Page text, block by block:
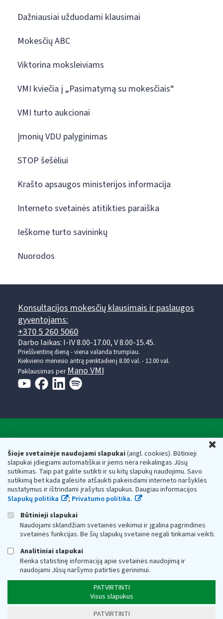
Šioje svetainėje naudojami slapukai(angl. cookies). Būtinieji
slapukai įdiegiami automatiškai ir jiems nėra reikalingas Jūsų
sutikimas. Taip pat galite sutikti ir su kitų slapukų naudojimu. Savo
sutikimą bet kada galėsite atšaukti pakeisdami interneto naršyklės
nustatymus ir ištrindami įrašytus slapukus. Daugiau informacijos
Slapukų politika
; Privatumo politika.
Būtinieji slapukai
Naudojami sklandžiam svetainės veikimui ir įgalina pagrindines
svetainės funkcijas. Be šių slapukų svetainė negali tinkamai veikti.
Analitiniai slapukai
Renka statistinę informaciją apie svetainės naudojimą ir
naudojami Jūsų naršymo patirties gerinimui.
PATVIRTINTI
Visus slapukus
PATVIRTINTI
Dažniausiai užduodami klausimai
Mokesčių ABC
Viktorina moksleiviams
VMI kviečia į „Pasimatymą su mokesčiais“
VMI turto aukcionai
Įmonių VDU palyginimas
STOP šešėliui
Krašto apsaugos ministerijos informacija
Interneto svetainės atitikties paraiška
Ieškome turto savininkų
Nuorodos
Konsultacijos mokesčių klausimais ir paslaugos
gyventojams:
+370 5 260 5060
Darbo laikas: I-IV 8.00-17.00, V 8.00-15.45.
Prieššventinę dieną - viena valanda trumpiau.
Kiekvieno mėnesio antrą penktadienį 8.00 val. - 12.00 val.
Paklausimas per Mano VMI
Respublikos finansų ministerijos
Biudžetinė įstaiga. Juridinio asmens kodas — 188659752,
adresas: Vasario 16-osios g. 14, 01107 Vilnius, Lietuva, el.paštas:
vmi@vmi.lt, E. pristatymo dėžutės adresas 188659752
Duomenys apie Valstybinę mokesčių inspekciją prie Lietuvos
Respublikos finansų ministerijos kaupiami ir saugomi Juridinių